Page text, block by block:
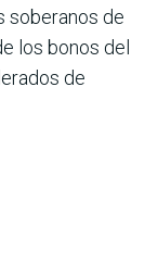
soberanos de
los bonos del
de